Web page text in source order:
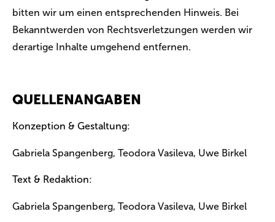
bitten wir um einen entsprechenden Hinweis. Bei
Bekanntwerden von Rechtsverletzungen werden wir
derartige Inhalte umgehend entfernen.
QUELLENANGABEN
Konzeption & Gestaltung:
Gabriela Spangenberg, Teodora Vasileva, Uwe Birkel
Text & Redaktion:
Gabriela Spangenberg, Teodora Vasileva, Uwe Birkel